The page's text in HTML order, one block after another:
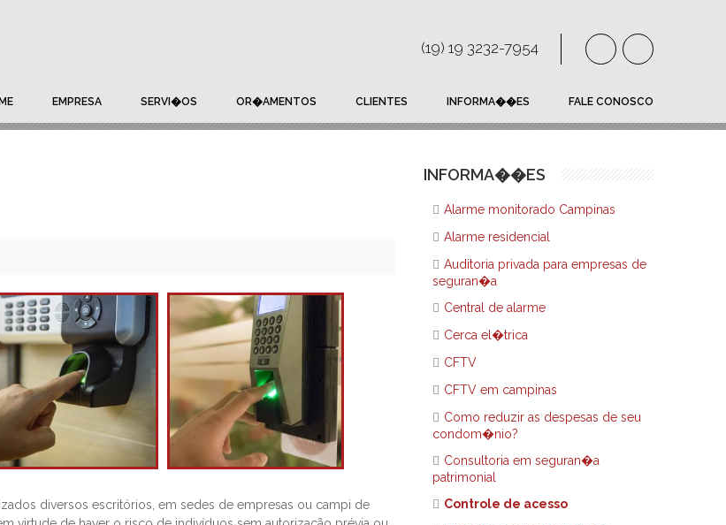
(19) 19 3232-7954
EMPRESA SERVI�OS OR�AMENTOS CLIENTES INFORMA��ES FALE CONOSCO
diversos escritórios, em sedes de empresas ou campi de
INFORMA��ES
Alarme monitorado Campinas
Alarme residencial
Auditoria privada para empresas de
seguran�a
Central de alarme
Cerca el�trica
CFTV
CFTV em campinas
Como reduzir as despesas de seu
condom�nio?
Consultoria em seguran�a
patrimonial
Controle de acesso